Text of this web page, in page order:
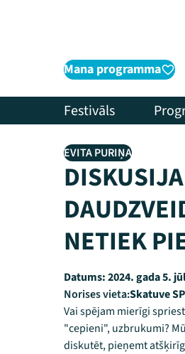
Mana programma
Festivāls
EVITA PURIŅA
NETIEK
Datums:2024. gada 5.
Norises vieta:Skatuve
Vai spējam mierīgi
"cepieni", uzbrukumi?
diskutēt, pieņemt